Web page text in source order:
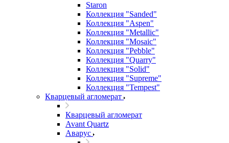
Staron
Коллекция "Sanded"
Коллекция "Aspen"
Коллекция "Metallic"
Коллекция "Mosaic"
Коллекция "Pebble"
Коллекция "Quarry"
Коллекция "Solid"
Коллекция "Supreme"
Коллекция "Tempest"
Кварцевый агломерат
Кварцевый агломерат
Avant Quartz
Аварус